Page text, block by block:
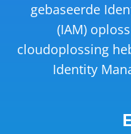
gebaseerde
(IAM)
cloudoplossing
Identity